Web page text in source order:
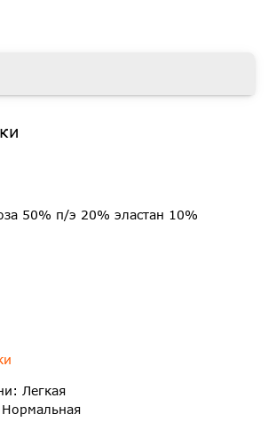
50% п/э 20% эластан 10%
Легкая